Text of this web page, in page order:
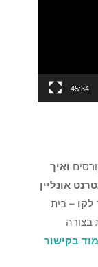
45:34
ואיך
אונליין
– בית
בצורה
בקישור